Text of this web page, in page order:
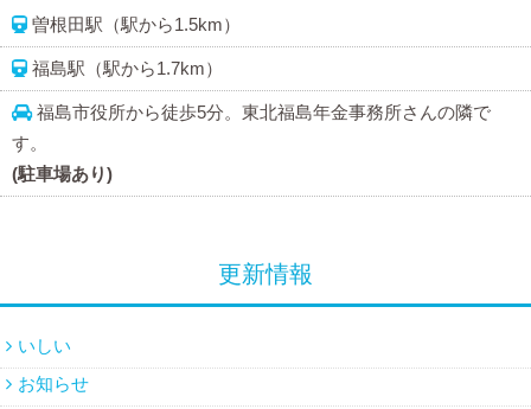
曽根田駅（駅から1.5km）
福島駅（駅から1.7km）
福島市役所から徒歩5分。東北福島年金事務所さんの隣で
す。
(駐車場あり)
更新情報
いしい
お知らせ